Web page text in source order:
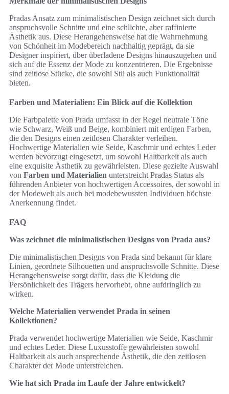
Pradas Ansatz zum minimalistischen Design zeichnet sich durch
anspruchsvolle Schnitte und eine schlichte, aber raffinierte
Ästhetik aus. Diese Herangehensweise hat die Wahrnehmung
von Schönheit im Modebereich nachhaltig geprägt, da sie
Designer inspiriert, über überladene Designs hinauszugehen und
sich auf die Essenz der Mode zu konzentrieren. Die Ergebnisse
sind zeitlose Stücke, die sowohl Stil als auch Funktionalität
bieten.
Farben und Materialien: Ein Blick auf die Kollektion
Die Farbpalette von Prada umfasst in der Regel neutrale Töne
wie Schwarz, Weiß und Beige, kombiniert mit erdigen Farben,
die den Designs einen zeitlosen Charakter verleihen.
Hochwertige Materialien wie Seide, Kaschmir und echtes Leder
werden bevorzugt eingesetzt, um sowohl Haltbarkeit als auch
eine exquisite Ästhetik zu gewährleisten. Diese gezielte Auswahl
von Farben und Materialien unterstreicht Pradas Status als
führenden Anbieter von hochwertigen Accessoires, der sowohl in
der Modewelt als auch bei modebewussten Individuen höchste
Anerkennung findet.
FAQ
Was zeichnet die minimalistischen Designs von Prada aus?
Die minimalistischen Designs von Prada sind bekannt für klare
Linien, geordnete Silhouetten und anspruchsvolle Schnitte. Diese
Herangehensweise sorgt dafür, dass die Kleidung die
Persönlichkeit des Trägers hervorhebt, ohne aufdringlich zu
wirken.
Welche Materialien verwendet Prada in seinen
Kollektionen?
Prada verwendet hochwertige Materialien wie Seide, Kaschmir
und echtes Leder. Diese Luxusstoffe gewährleisten sowohl
Haltbarkeit als auch ansprechende Ästhetik, die den zeitlosen
Charakter der Mode unterstreichen.
Wie hat sich Prada im Laufe der Jahre entwickelt?